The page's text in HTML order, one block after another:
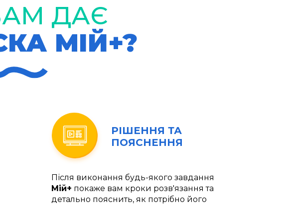
ДАЄ
МІЙ+?
РІШЕННЯ ТА
ПОЯСНЕННЯ
Після виконання будь-якого завдання
Мій+ покаже вам кроки розв'язання та
детально пояснить, як потрібно його